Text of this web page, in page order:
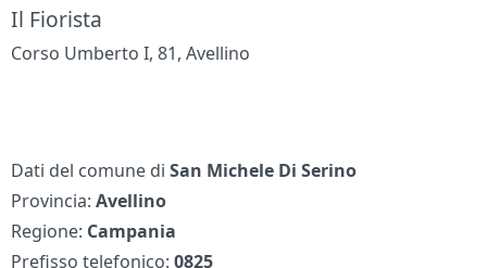
Il Fiorista
Corso Umberto I, 81, Avellino
Dati del comune diSan Michele Di Serino
Provincia:Avellino
Regione: Campania
Prefisso telefonico:0825